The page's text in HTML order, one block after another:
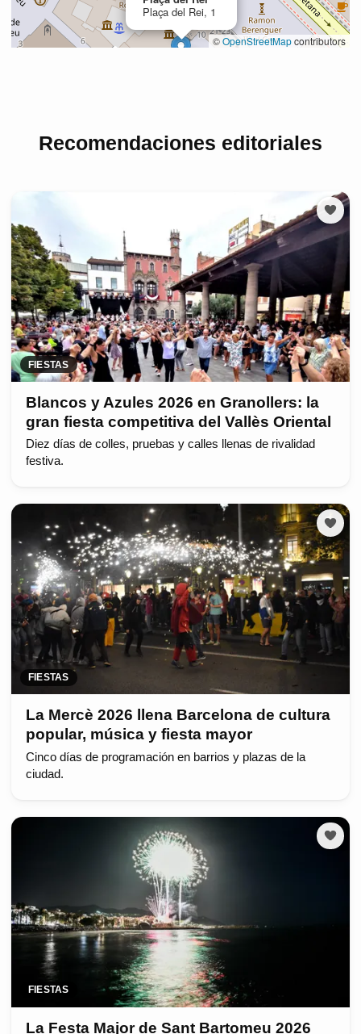
Recomendaciones editoriales
FIESTAS
Blancos y Azules 2026 en Granollers: la
gran fiesta competitiva del Vallès Oriental
Diez días de colles, pruebas y calles llenas de rivalidad
festiva.
FIESTAS
La Mercè 2026 llena Barcelona de cultura
popular, música y fiesta mayor
Cinco días de programación en barrios y plazas de la
ciudad.
FIESTAS
La Festa Major de Sant Bartomeu 2026